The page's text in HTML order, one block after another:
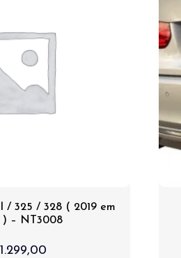
/ 325 / 328 ( 2019 em
– NT3008
1.299,00